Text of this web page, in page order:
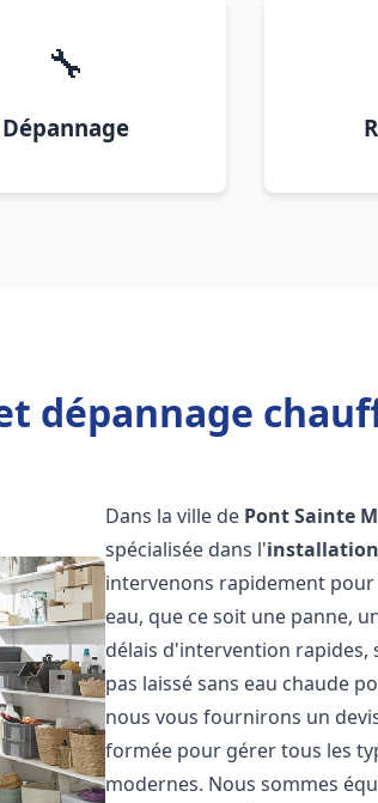
🔧
Dépannage
dépannage
Dans la ville de Pont Sainte
spécialisée dans l'
intervenons rapidement
eau, que ce soit une panne,
délais d'intervention rapides,
pas laissé sans eau chaude
nous vous fournirons un
formée pour gérer tous les
modernes. Nous sommes